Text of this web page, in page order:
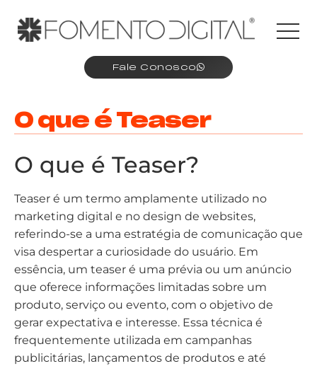
Fale Conosco
O que é Teaser
O que é Teaser?
Teaser é um termo amplamente utilizado no
marketing digital e no design de websites,
referindo-se a uma estratégia de comunicação que
visa despertar a curiosidade do usuário. Em
essência, um teaser é uma prévia ou um anúncio
que oferece informações limitadas sobre um
produto, serviço ou evento, com o objetivo de
gerar expectativa e interesse. Essa técnica é
frequentemente utilizada em campanhas
publicitárias, lançamentos de produtos e até